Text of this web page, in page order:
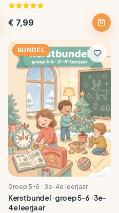
€ 7,99
BUNDEL
Groep 5-6 · 3e-4e leerjaar
Kerstbundel · groep 5-6 · 3e-
4e leerjaar